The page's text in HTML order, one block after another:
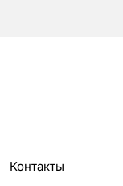
Контакты